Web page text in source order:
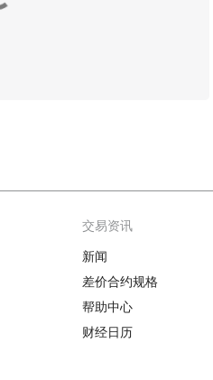
交易资讯
新闻
差价合约规格
帮助中心
财经日历